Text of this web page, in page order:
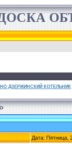
ДЗЕРЖИНСКИЙ КОТЕЛЬНИК
Дата: Пятница,